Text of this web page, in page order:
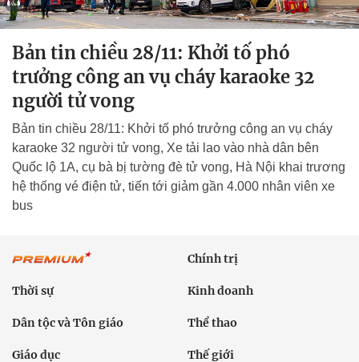
Bản tin chiều 28/11: Khởi tố phó
trưởng công an vụ cháy karaoke 32
người tử vong
Bản tin chiều 28/11: Khởi tố phó trưởng công an vụ cháy
karaoke 32 người tử vong, Xe tải lao vào nhà dân bên
Quốc lộ 1A, cụ bà bị tường đè tử vong, Hà Nội khai trương
hệ thống vé điện tử, tiến tới giảm gần 4.000 nhân viên xe
bus
Chính trị
Thời sự Kinh doanh
Dân tộc và Tôn giáo Thể thao
Giáo dục Thế giới